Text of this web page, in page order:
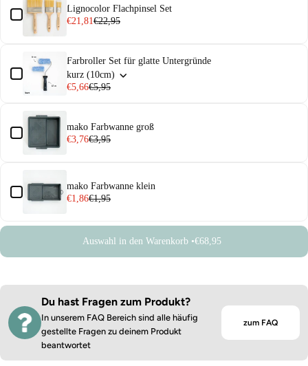
Lignocolor Flachpinsel Set
€21,81€22,95
Farbroller Set für glatte Untergründe
kurz (10cm)
€5,66€5,95
mako Farbwanne groß
€3,76€3,95
mako Farbwanne klein
€1,86€1,95
Auswahl in den Warenkorb •€68,95
Du hast Fragen zum Produkt?
In unserem FAQ Bereich sind alle häufig
gestellte Fragen zu deinem Produkt
beantwortet
zum FAQ